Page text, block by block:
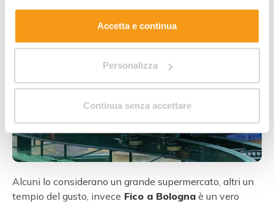
estesa sui cookie.
Accetta e continua
Personalizza
Continua senza accettare
Alcuni lo considerano un grande supermercato, altri un
tempio del gusto, invece Fico a Bologna è un vero